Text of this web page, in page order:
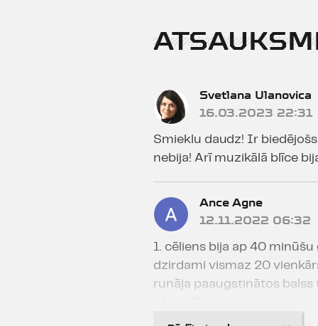
Svetlana Ulanovica
16.03.2023 22:31
Smieklu daudz! Ir
nebija! Arī muzikālā blīce
Ance Agne
12.11.2022 06:32
1. cēliens bija ap 40 minūšu
dzirdami vismaz 20
runāja paaugstinātos balss
nenomazgāja no sejas